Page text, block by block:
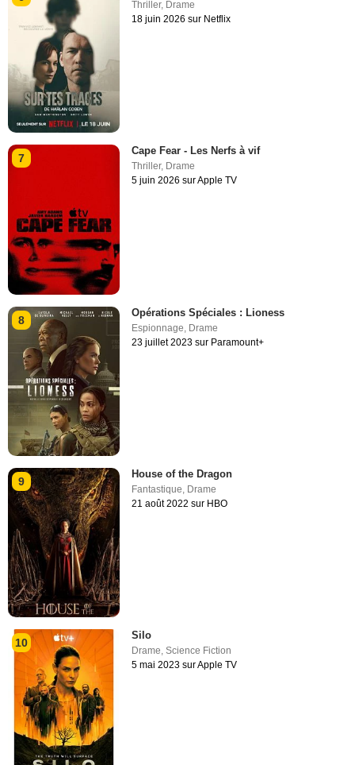
Thriller, Drame
18 juin 2026 sur Netflix
7
Cape Fear - Les Nerfs à vif
Thriller, Drame
5 juin 2026 sur Apple TV
8
Opérations Spéciales : Lioness
Espionnage Drame
23 juillet 2023 sur Paramount+
9
House of the Dragon
Fantastique, Drame
21 août 2022 sur HBO
10
Silo
Drame,Science Fiction
5 mai 2023 sur Apple TV